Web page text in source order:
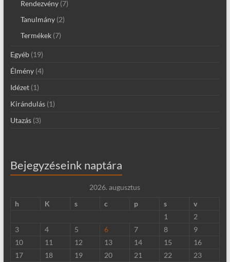
Rendezvény(7)
Tanulmány(2)
Termékek(7)
Egyéb(19)
Élmény(4)
Idézet(1)
Kirándulás(1)
Utazás(3)
Bejegyzéseink naptára
2026. augusztus
h
K s c p s
v
1
2
3
4 5 6 7 8
9
10
11 12 13 14 15
16
17
18 19 20 21 22 23